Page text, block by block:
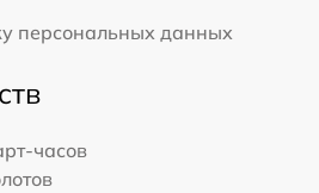
персональных данных
часов